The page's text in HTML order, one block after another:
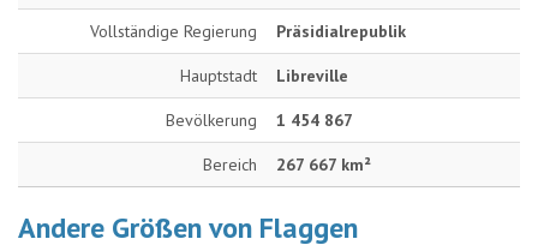
Vollständige Regierung Präsidialrepublik
Hauptstadt Libreville
Bevölkerung 1 454 867
Bereich 267 667 km²
Andere Größen von Flaggen